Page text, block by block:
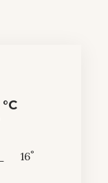
°C
16°